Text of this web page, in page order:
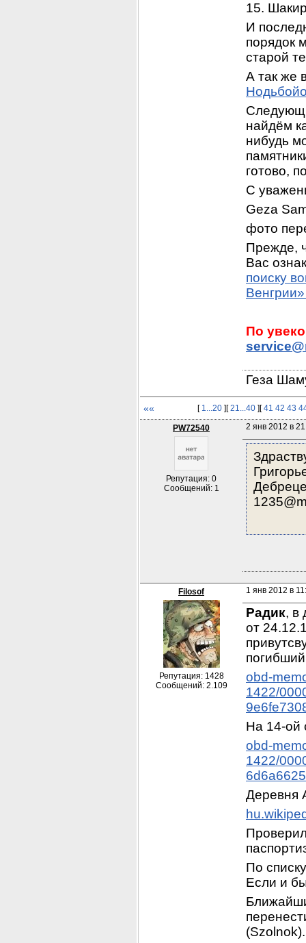
15.
И
порядок
старой
А так же
найдём
нибудь
готово,
С
Geza
фото
Прежде,
Вас
поиску
Геза
«« [ 1...20][21...40][41 42 43
PW72540
Репутация: 0
Сообщений: 1
2 янв 2012 в
Filosof
Репутация: 1428
Сообщений: 2.109
1 янв 2012 в
Радик, в
от
obd-
1422/
На 14-ой
obd-
1422/
Деревня
По
Если и